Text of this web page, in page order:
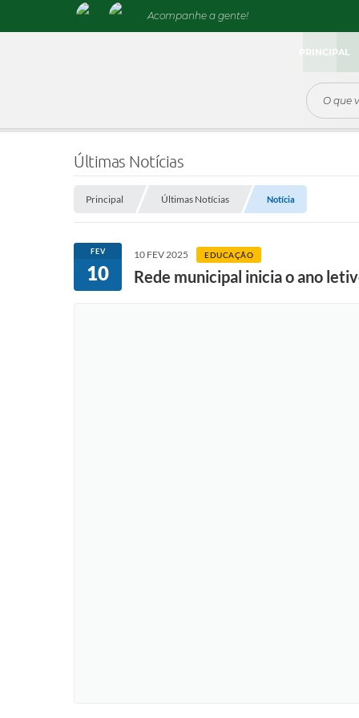
Acompanhe a gente!
PRINCIPAL
Últimas Notícias
Principal Últimas Notícias Notícia
FEV
10
10 FEV 2025 EDUCAÇÃO
Rede municipal inicia o ano